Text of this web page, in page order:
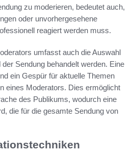
zu moderieren, bedeutet auch,
oder unvorhergesehene
reagiert werden muss.
umfasst auch die Auswahl
Sendung behandelt werden. Eine
ein Gespür für aktuelle Themen
eines Moderators. Dies ermöglicht
des Publikums, wodurch eine
die für die gesamte Sendung von